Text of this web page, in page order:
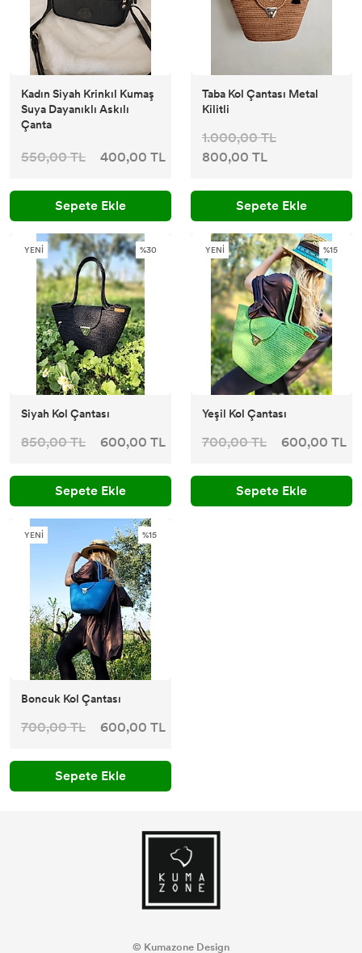
Kadın Siyah Krinkıl Kumaş
Suya Dayanıklı Askılı
Çanta
550,00 TL 400,00 TL
Sepete Ekle
Taba Kol Çantası Metal
Kilitli
1.000,00 TL
800,00 TL
Sepete Ekle
YENİ %30
Siyah Kol Çantası
850,00 TL 600,00 TL
Sepete Ekle
YENİ %15
Yeşil Kol Çantası
700,00 TL 600,00 TL
Sepete Ekle
YENİ %15
Boncuk Kol Çantası
700,00 TL 600,00 TL
Sepete Ekle
© Kumazone Design